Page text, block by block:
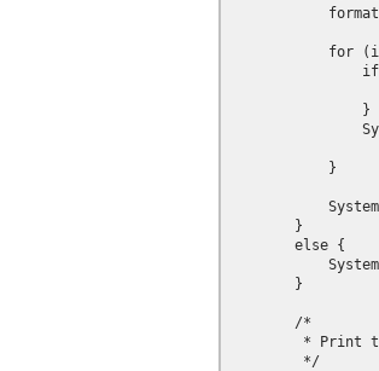
for
                }
            }
        }
        else {
        }
        /*
* Print
         */